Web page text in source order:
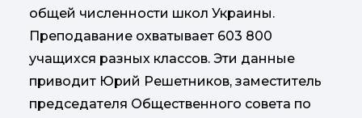
общей численности школ Украины.
Преподавание охватывает 603 800
учащихся разных классов. Эти данные
приводит Юрий Решетников, заместитель
председателя Общественного совета по